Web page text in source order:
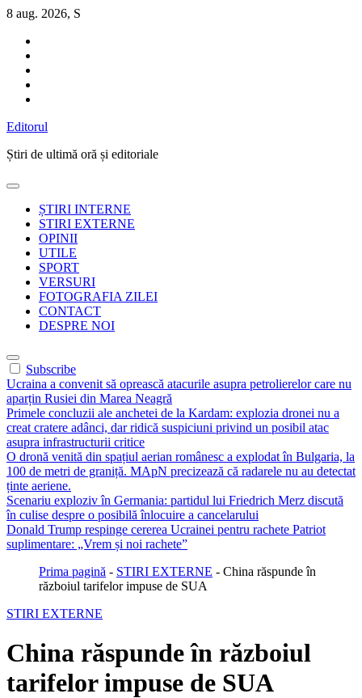
Sari
conținut
8 aug. 2026, S
Editorul
Știri de ultimă oră și editoriale
ȘTIRI INTERNE
STIRI EXTERNE
OPINII
UTILE
SPORT
VERSURI
FOTOGRAFIA ZILEI
CONTACT
DESPRE NOI
Subscribe
Ucraina a convenit să oprească atacurile asupra petrolierelor care nu
aparțin Rusiei din Marea Neagră
Primele concluzii ale anchetei de la Kardam: explozia dronei nu a
creat cratere adânci, dar ridică suspiciuni privind un posibil atac
asupra infrastructurii critice
O dronă venită din spațiul aerian românesc a explodat în Bulgaria, la
100 de metri de graniță. MApN precizează că radarele nu au detectat
ținte aeriene.
Scenariu exploziv în Germania: partidul lui Friedrich Merz discută
în culise despre o posibilă înlocuire a cancelarului
Donald Trump respinge cererea Ucrainei pentru rachete Patriot
suplimentare: „Vrem și noi rachete”
Prima pagină - STIRI EXTERNE - China răspunde în
războiul tarifelor impuse de SUA
STIRI EXTERNE
China răspunde în războiul
tarifelor impuse de SUA